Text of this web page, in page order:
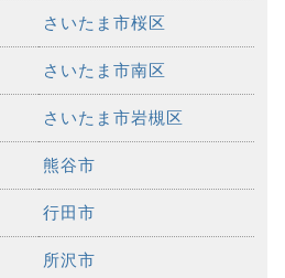
さいたま市桜区
さいたま市南区
さいたま市岩槻区
熊谷市
行田市
所沢市